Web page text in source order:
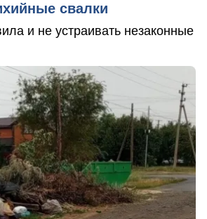
свалки
и не устраивать незаконные